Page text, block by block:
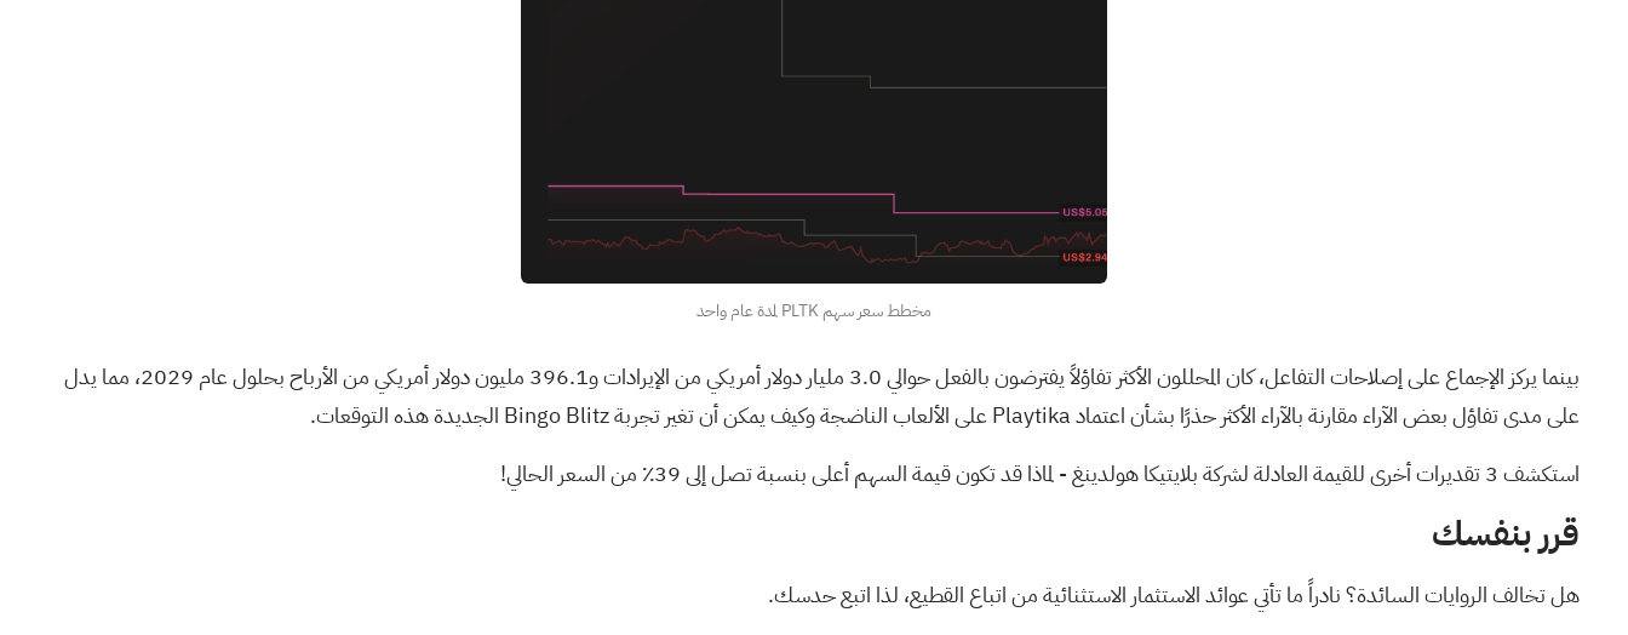
مخطط سعر سهم PLTK لمدة عام واحد
بينما يركز الإجماع على إصلاحات التفاعل، كان المحللون الأكثر تفاؤلاً يفترضون بالفعل حوالي 3.0 مليار دولار أمريكي من الإيرادات و396.1 مليون دولار أمريكي من الأرباح بحلول عام 2029، مما يدل
على مدى تفاؤل بعض الآراء مقارنة بالآراء الأكثر حذرًا بشأن اعتماد Playtika على الألعاب الناضجة وكيف يمكن أن تغير تجربة Bingo Blitz الجديدة هذه التوقعات.
استكشف 3 تقديرات أخرى للقيمة العادلة لشركة بلايتيكا هولدينغ
- لماذا قد تكون قيمة السهم أعلى بنسبة تصل إلى 39٪ من السعر الحالي!
قرر بنفسك
هل تخالف الروايات السائدة؟ نادراً ما تأتي عوائد الاستثمار الاستثنائية من اتباع القطيع، لذا اتبع حدسك.